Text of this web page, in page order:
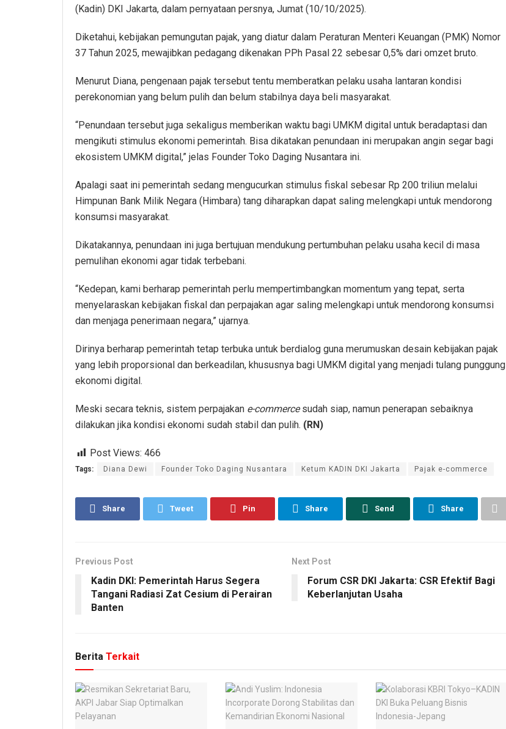
(Kadin) DKI Jakarta, dalam pernyataan persnya, Jumat (10/10/2025).
Diketahui, kebijakan pemungutan pajak, yang diatur dalam Peraturan Menteri Keuangan (PMK) Nomor
37 Tahun 2025, mewajibkan pedagang dikenakan PPh Pasal 22 sebesar 0,5% dari omzet bruto.
Menurut Diana, pengenaan pajak tersebut tentu memberatkan pelaku usaha lantaran kondisi
perekonomian yang belum pulih dan belum stabilnya daya beli masyarakat.
“Penundaan tersebut juga sekaligus memberikan waktu bagi UMKM digital untuk beradaptasi dan
mengikuti stimulus ekonomi pemerintah. Bisa dikatakan penundaan ini merupakan angin segar bagi
ekosistem UMKM digital,” jelas Founder Toko Daging Nusantara ini.
Apalagi saat ini pemerintah sedang mengucurkan stimulus fiskal sebesar Rp 200 triliun melalui
Himpunan Bank Milik Negara (Himbara) tang diharapkan dapat saling melengkapi untuk mendorong
konsumsi masyarakat.
Dikatakannya, penundaan ini juga bertujuan mendukung pertumbuhan pelaku usaha kecil di masa
pemulihan ekonomi agar tidak terbebani.
“Kedepan, kami berharap pemerintah perlu mempertimbangkan momentum yang tepat, serta
menyelaraskan kebijakan fiskal dan perpajakan agar saling melengkapi untuk mendorong konsumsi
dan menjaga penerimaan negara,” ujarnya.
Dirinya berharap pemerintah tetap terbuka untuk berdialog guna merumuskan desain kebijakan pajak
yang lebih proporsional dan berkeadilan, khususnya bagi UMKM digital yang menjadi tulang punggung
ekonomi digital.
Meski secara teknis, sistem perpajakan e-commercesudah siap, namun penerapan sebaiknya
dilakukan jika kondisi ekonomi sudah stabil dan pulih. (RN)
Post Views: 466
Tags: Diana Dewi Founder Toko Daging Nusantara Ketum KADIN DKI Jakarta Pajak e-commerce
Share Tweet Pin Share Send Share
Previous Post
Kadin DKI: Pemerintah Harus Segera
Tangani Radiasi Zat Cesium di Perairan
Banten
Next Post
Forum CSR DKI Jakarta: CSR Efektif Bagi
Keberlanjutan Usaha
Berita Terkait